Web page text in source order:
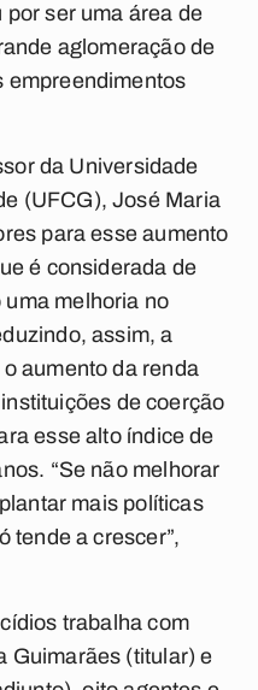
ser uma área de
aglomeração de
empreendimentos
da Universidade
(UFCG), José Maria
para esse aumento
é considerada de
melhoria no
assim, a
aumento da renda
de coerção
esse alto índice de
“Se não melhorar
mais políticas
tende a crescer”,
trabalha com
Guimarães (titular) e